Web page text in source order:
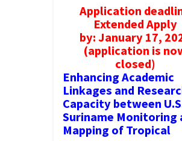
Academic
Linkages
and
Research
Capacity
between
U.S.
and
Suriname
Monitoring
and
Mapping
of
Application
ExtendedApply
by: January 17,
(application is
closed)
Enhancing Academic
Linkages and
Capacity between
Suriname Monitoring
Mapping of Tropical